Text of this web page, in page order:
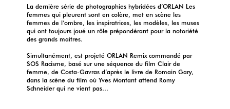
La dernière série de photographies hybridées d’ORLAN Les
femmes qui pleurent sont en colère, met en scène les
femmes de l’ombre, les inspiratrices, les modèles, les muses
qui ont toujours joué un rôle prépondérant pour la notoriété
des grands maitres.
Simultanément, est projeté ORLAN Remix commandé par
SOS Racisme, basé sur une séquence du film Clair de
femme, de Costa-Gavras d’après le livre de Romain Gary,
dans la scène du film où Yves Montant attend Romy
Schneider qui ne vient pas…